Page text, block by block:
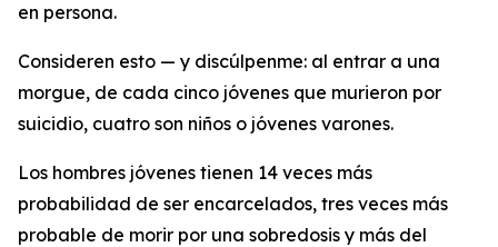
en persona.
Consideren esto — y discúlpenme: al entrar a una
morgue, de cada cinco jóvenes que murieron por
suicidio, cuatro son niños o jóvenes varones.
Los hombres jóvenes tienen 14 veces más
probabilidad de ser encarcelados, tres veces más
probable de morir por una sobredosis y más del